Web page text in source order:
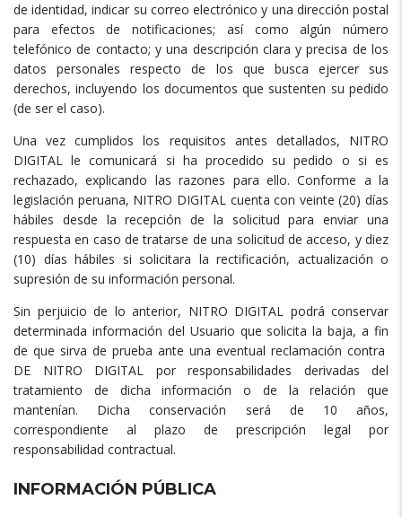
de identidad, indicar su correo electrónico y una dirección postal
para efectos de notificaciones; así como algún número
telefónico de contacto; y una descripción clara y precisa de los
datos personales respecto de los que busca ejercer sus
derechos, incluyendo los documentos que sustenten su pedido
(de ser el caso).
Una vez cumplidos los requisitos antes detallados, NITRO
DIGITAL le comunicará si ha procedido su pedido o si es
rechazado, explicando las razones para ello. Conforme a la
legislación peruana, NITRO DIGITAL cuenta con veinte (20) días
hábiles desde la recepción de la solicitud para enviar una
respuesta en caso de tratarse de una solicitud de acceso, y diez
(10) días hábiles si solicitara la rectificación, actualización o
supresión de su información personal.
Sin perjuicio de lo anterior, NITRO DIGITAL podrá conservar
determinada información del Usuario que solicita la baja, a fin
de que sirva de prueba ante una eventual reclamación contra
DE NITRO DIGITAL por responsabilidades derivadas del
tratamiento de dicha información o de la relación que
mantenían. Dicha conservación será de 10 años,
correspondiente al plazo de prescripción legal por
responsabilidad contractual.
INFORMACIÓN PÚBLICA